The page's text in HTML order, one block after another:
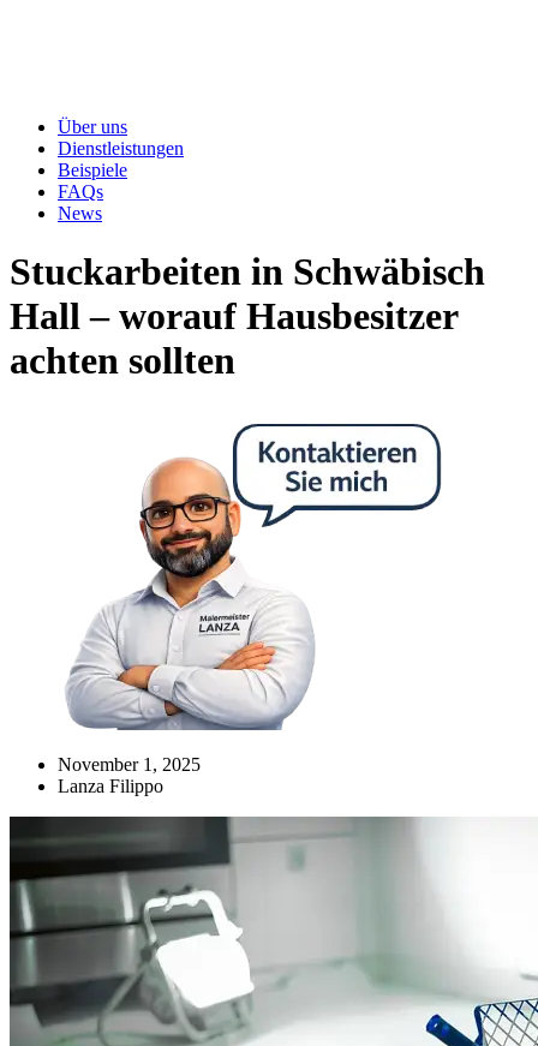
Über uns
Dienstleistungen
Beispiele
FAQs
News
Stuckarbeiten in Schwäbisch
Hall – worauf Hausbesitzer
achten sollten
November 1, 2025
Lanza Filippo